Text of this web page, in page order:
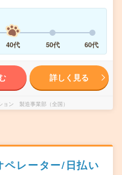
40代 50代 60代
詳しく見る
ョン 製造事業部（全国）
ペレーター/日払い